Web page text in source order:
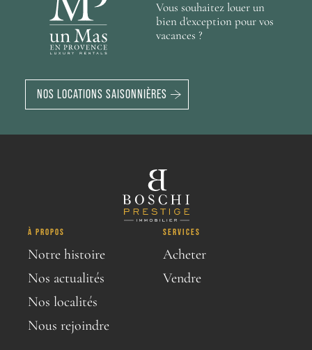
piscine
532 m²
terrain 53 845 m²
1piscine
504 m²6 terrain 8 000 m²1piscine
1 piscine
Vous souhaitez louer un
bien d'exception pour vos
vacances ?
NOS LOCATIONS SAISONNIÈRES
À PROPOS
Notre histoire
Nos actualités
Nos localités
Nous rejoindre
SERVICES
Acheter
Vendre